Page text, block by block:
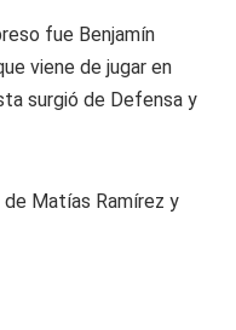
fue Benjamín
viene de jugar en
surgió de Defensa y
Matías Ramírez y